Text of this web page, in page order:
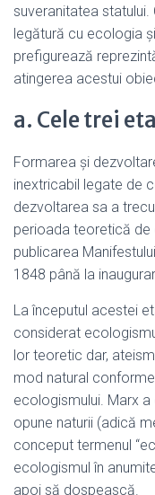
suveranitatea statului.
legătură cu ecologia
prefigurează
atingerea acestui
a. Cele trei
Formarea și
inextricabil legate de
dezvoltarea sa a
perioada teoretică
publicarea
1848 până la
La începutul acestei
considerat
lor teoretic dar,
mod natural
ecologismului. Marx
opune naturii (adică
conceput termenul
ecologismul în
apoi să dospească.